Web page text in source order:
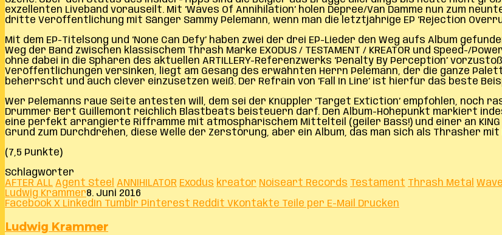
exzellenten Liveband vorauseilt. Mit ‘Waves Of Annihilation’ holen Depree/Van Damme nun zum
dritte Veröffentlichung mit Sänger Sammy Pelemann, wenn man die letztjährige EP ‘Rejection
Mit dem EP-Titelsong und ‘None Can Defy’ haben zwei der drei EP-Lieder den Weg aufs Album
Weg der Band zwischen klassischem Thrash Marke EXODUS / TESTAMENT / KREATOR und Speed-/
ohne dabei in die Sphären des aktuellen ARTILLERY-Referenzwerks ‘Penalty By Perception’
Veröffentlichungen versinken, liegt am Gesang des erwähnten Herrn Pelemann, der die ganze
beherrscht und auch clever einzusetzen weiß. Der Refrain von ‘Fall In Line’ ist hierfür das beste
Wer Pelemanns raue Seite antesten will, dem sei der Knüppler ‘Target Extiction’ empfohlen, noch
Drummer Bert Guillemont reichlich Blastbeats beisteuern darf. Den Album-Höhepunkt markiert
eine perfekt arrangierte Rifframme mit atmosphärischem Mittelteil (geiler Bass!) und einer an KING
Grund zum Durchdrehen, diese Welle der Zerstörung, aber ein Album, das man sich als Thrasher
(7,5 Punkte)
Schlagwörter
AFTER ALL Agent Steel ANNIHILATOR Exodus kreator Noiseart Records Testament Thrash Metal
Ludwig Krammer8. Juni 2016
Facebook X LinkedIn Tumblr Pinterest Reddit VKontakte Teile per E-Mail Drucken
Ludwig Krammer